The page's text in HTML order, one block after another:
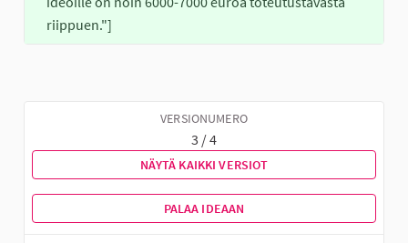
riippuen."]
VERSIONUMERO
3 / 4
NÄYTÄ KAIKKI VERSIOT
PALAA IDEAAN